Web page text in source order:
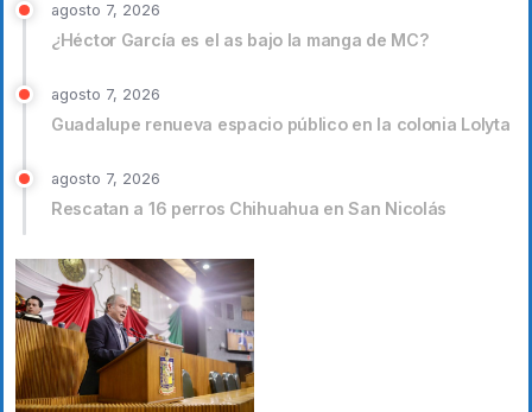
agosto 7, 2026
¿Héctor García es el as bajo la manga de MC?
agosto 7, 2026
Guadalupe renueva espacio público en la colonia Lolyta
agosto 7, 2026
Rescatan a 16 perros Chihuahua en San Nicolás